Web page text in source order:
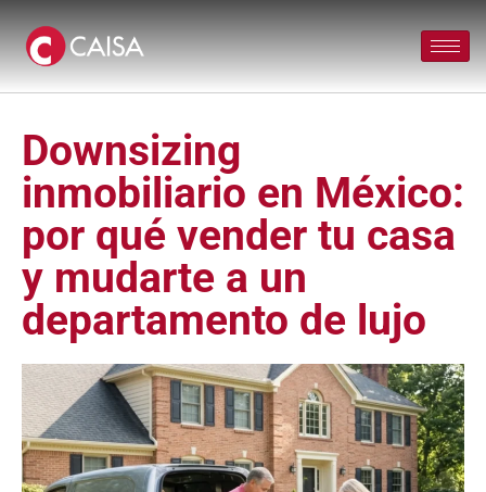
Downsizing
inmobiliario en México:
por qué vender tu casa
y mudarte a un
departamento de lujo